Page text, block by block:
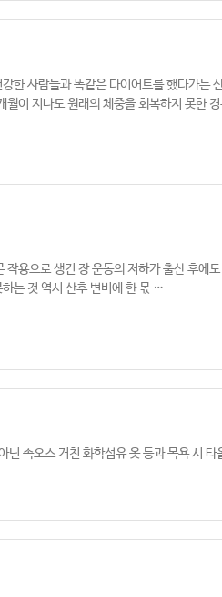
한 사람들과 똑같은 다이어트를 했다가는
이 지나도 원래의 체중을 회복하지 못한
용으로 생긴 장 운동의 저하가 출산 후에도
는 것 역시 산후 변비에 한 몫 …
속오스 거친 화학섬유 옷 등과 목욕 시 타